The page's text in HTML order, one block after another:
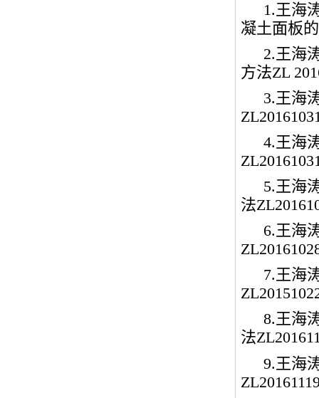
1.王海
凝土面板
2.王海
方法ZL
3.王海
4.王海
5.王海
法
6.王海
7.王海
8.王海
法
9.王海